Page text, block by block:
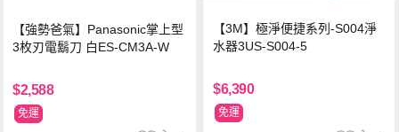
【強勢爸氣】Panasonic掌上型
3枚刃電鬍刀 白ES-CM3A-W
$2,588
免運
【3M】極淨便捷系列-S004淨
水器3US-S004-5
$6,390
免運